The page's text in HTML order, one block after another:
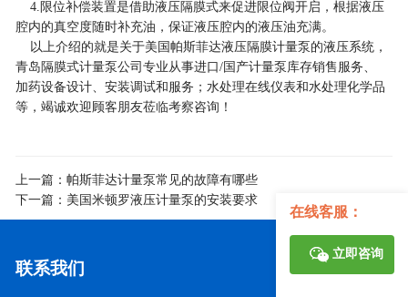
4.限位补偿装置是借助液压隔膜式来促进限位阀开启，根据液压
腔内的真空度随时补充油，保证液压腔内的液压油充满。
以上介绍的就是关于美国帕斯菲达液压隔膜计量泵的液压系统，
青岛隔膜式计量泵公司专业从事进口/国产计量泵库存销售服务、
加药设备设计、安装调试和服务；水处理在线仪表和水处理化学品
等，竭诚欢迎顾客朋友莅临考察咨询！
上一篇：帕斯菲达计量泵常见的故障有哪些
下一篇： 美国米顿罗液压计量泵的安装要求
联系我们
在线客服：
立即咨询